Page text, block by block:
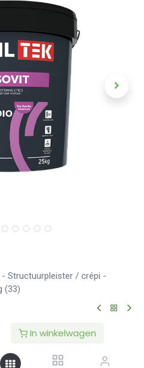
In winkelwagen
- Structuurpleister / crépi -
(33)
MEDIO -
crépi - 1,4mm -
(33)